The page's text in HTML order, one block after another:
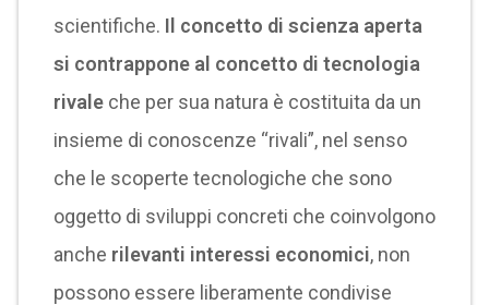
scientifiche. Il concetto di scienza aperta
si contrappone al concetto di tecnologia
rivaleche per sua natura è costituita da un
insieme di conoscenze “rivali”, nel senso
che le scoperte tecnologiche che sono
oggetto di sviluppi concreti che coinvolgono
anche rilevanti interessi economici, non
possono essere liberamente condivise